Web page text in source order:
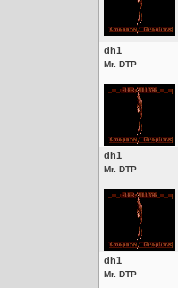
dh1
Mr. DTP
dh1
Mr. DTP
dh1
Mr. DTP